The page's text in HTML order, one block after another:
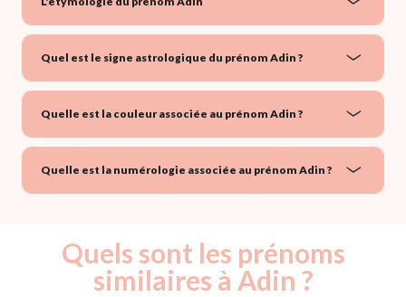
Quel est le signe astrologique du prénom Adin ?
Quelle est la couleur associée au prénom Adin ?
Quelle est la numérologie associée au prénom Adin ?
Quels sont les prénoms
similaires à Adin ?